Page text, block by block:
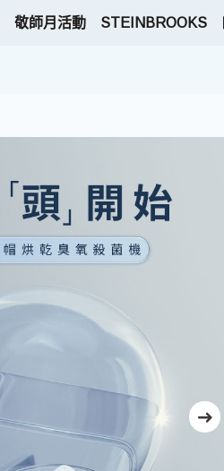
敬師月活動 STEINBROOKS